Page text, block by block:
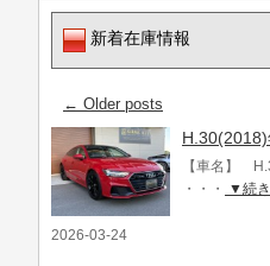
新着在庫情報
← Older posts
【車名】
・・・
▼続
2026-03-24